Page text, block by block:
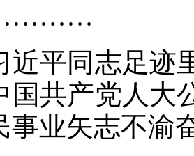
同志足迹里
国共产党人大
事业矢志不渝